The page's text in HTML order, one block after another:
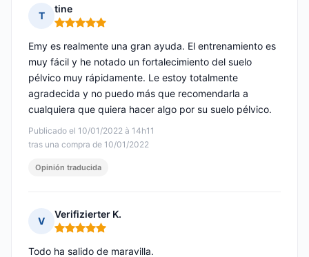
T
tine
Nota: 5 de 5
Publicado el 10/01/2022 à 14h11
tras una compra de 10/01/2022
Emy es realmente una gran ayuda. El entrenamiento es
muy fácil y he notado un fortalecimiento del suelo
pélvico muy rápidamente. Le estoy totalmente
agradecida y no puedo más que recomendarla a
cualquiera que quiera hacer algo por su suelo pélvico.
Opinión traducida
V
Verifizierter K.
Nota: 5 de 5
Todo ha salido de maravilla.